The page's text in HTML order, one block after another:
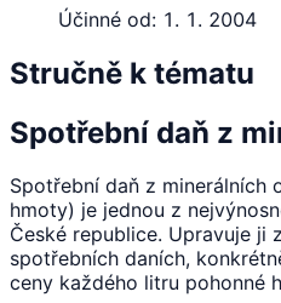
Účinné od: 1. 1. 2004
Stručně k tématu
Spotřební daň z
Spotřební daň z minerálních
hmoty) je jednou z
České republice. Upravuje ji
spotřebních daních,
ceny každého litru pohonné